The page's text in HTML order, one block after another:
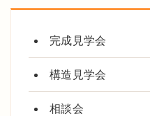
完成見学会
構造見学会
相談会